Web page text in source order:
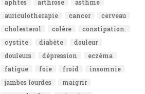
aphtes
arthrose
asthme
auriculotherapie
cancer
cerveau
cholesterol
colère
constipation.
cystite
diabète
douleur
douleurs
dépression
eczéma
fatigue
foie froid
insomnie
jambes lourdes
maigrir